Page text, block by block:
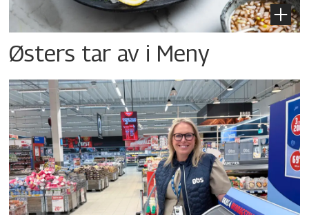
Østers tar av i Meny